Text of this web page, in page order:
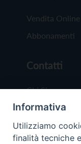
Vendita Online
Abbonamenti
Contatti
Chi Siamo
Redazione
Scrivici
Informativa
Utilizziamo
finalità tecniche